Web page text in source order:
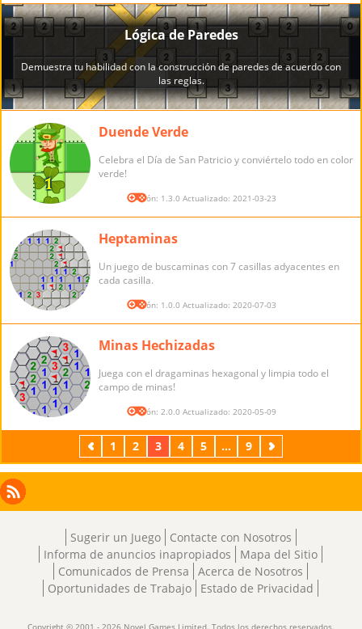
Duende Verde
Celebra el Día de San Patricio y conviértelo todo en color
verde!
Versión: 1.3.0 Actualizado: 2021-03-23
Heptaminas
Un juego de buscaminas con 7 casillas adyacentes en
cada casilla.
Versión: 1.0.0 Actualizado: 2020-07-03
Minas Hechizadas
Juega con el dragaminas hexagonal y limpia todo el
campo de minas!
Versión: 2.0.0 Actualizado: 2020-05-09
Previos
1 2 3 4 5 ... 9 Próximos
Facebook
Instagram
X
LinkedIn
RSS
Sugerir un Juego
Contacte con Nosotros
Informa de anuncios inapropiados
Mapa del Sitio
Comunicados de Prensa
Acerca de Nosotros
Oportunidades de Trabajo
Estado de Privacidad
Copyright © 2001 - 2026 Novel Games Limited. Todos los derechos reservados.